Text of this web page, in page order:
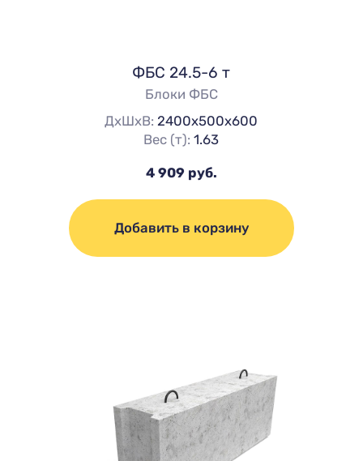
ФБС 24.5-6 т
Блоки ФБС
ДхШхВ:2400х500х600
Вес (т):1.63
4 909 руб.
Добавить в корзину